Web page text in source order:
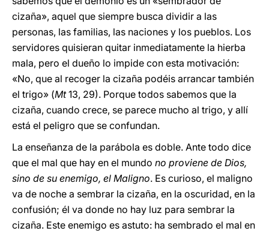
cizaña», aquel que siempre busca dividir a las
personas, las familias, las naciones y los pueblos. Los
servidores quisieran quitar inmediatamente la hierba
mala, pero el dueño lo impide con esta motivación:
«No, que al recoger la cizaña podéis arrancar también
el trigo» (Mt13, 29). Porque todos sabemos que la
cizaña, cuando crece, se parece mucho al trigo, y allí
está el peligro que se confundan.
La enseñanza de la parábola es doble. Ante todo dice
que el mal que hay en el mundo no proviene de Dios,
sino de su enemigo, el Maligno. Es curioso, el maligno
va de noche a sembrar la cizaña, en la oscuridad, en la
confusión; él va donde no hay luz para sembrar la
cizaña. Este enemigo es astuto: ha sembrado el mal en